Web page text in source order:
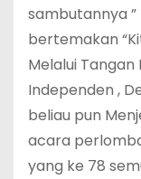
sambutannya
bertemakan
Melalui Tangan
Independen ,
beliau pun
acara
yang ke 78